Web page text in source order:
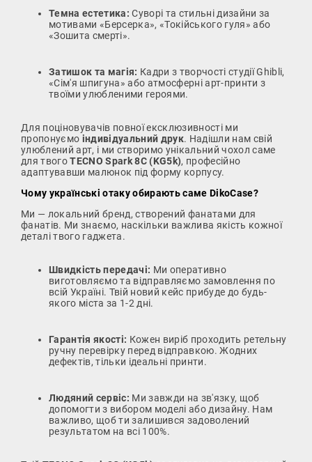
Темна естетика: Суворі та стильні дизайни за
мотивами «Берсерка», «Токійського гуля» або
«Зошита смерті».
Затишок та магія: Кадри з творчості студії Ghibli,
«Сім'я шпигуна» або атмосферні арт-принти з
твоїми улюбленими героями.
Для поціновувачів повної ексклюзивності ми
пропонуємо індивідуальний друк. Надішли нам свій
улюблений арт, і ми створимо унікальний чохол саме
для твогоTECNO Spark 8C (KG5k), професійно
адаптувавши малюнок під форму корпусу.
Чому українські отаку обирають саме DikoCase?
Ми — локальний бренд, створений фанатами для
фанатів. Ми знаємо, наскільки важлива якість кожної
деталі твого гаджета.
Швидкість передачі: Ми оперативно
виготовляємо та відправляємо замовлення по
всій Україні. Твій новий кейс прибуде до будь-
якого міста за 1-2 дні.
Гарантія якості: Кожен виріб проходить ретельну
ручну перевірку перед відправкою. Жодних
дефектів, тільки ідеальні принти.
Людяний сервіс: Ми завжди на зв'язку, щоб
допомогти з вибором моделі або дизайну. Нам
важливо, щоб ти залишився задоволений
результатом на всі 100%.